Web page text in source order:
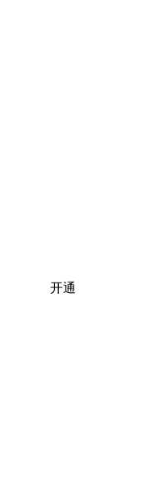
开通